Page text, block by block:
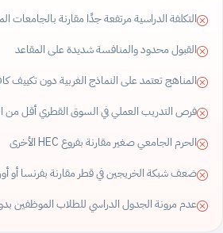
التكلفة الدراسية مرتفعة جدًا مقارنة بالجامعات
القبول محدود والمنافسة شديدة على المقاعد
المناهج تعتمد على النماذج الغربية دون تكييف
فرص التدريب العملي في السوق القطري أقل من
الحرم الجامعي صغير مقارنة بفروع HEC الأخرى
ضعف شبكة الخريجين في قطر مقارنة بفرنسا أو
عدم مرونة الجدول الدراسي للطلاب الموظفين